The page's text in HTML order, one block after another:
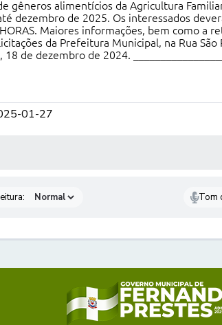
gêneros alimentícios da Agricultura
dezembro de 2025. Os interessados
Maiores informações, bem como a
da Prefeitura Municipal, na Rua
de dezembro de 2024.
01-27
Tom